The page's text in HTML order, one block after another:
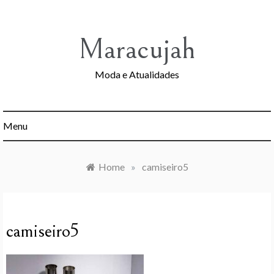
Maracujah
Moda e Atualidades
Menu
Home » camiseiro5
camiseiro5